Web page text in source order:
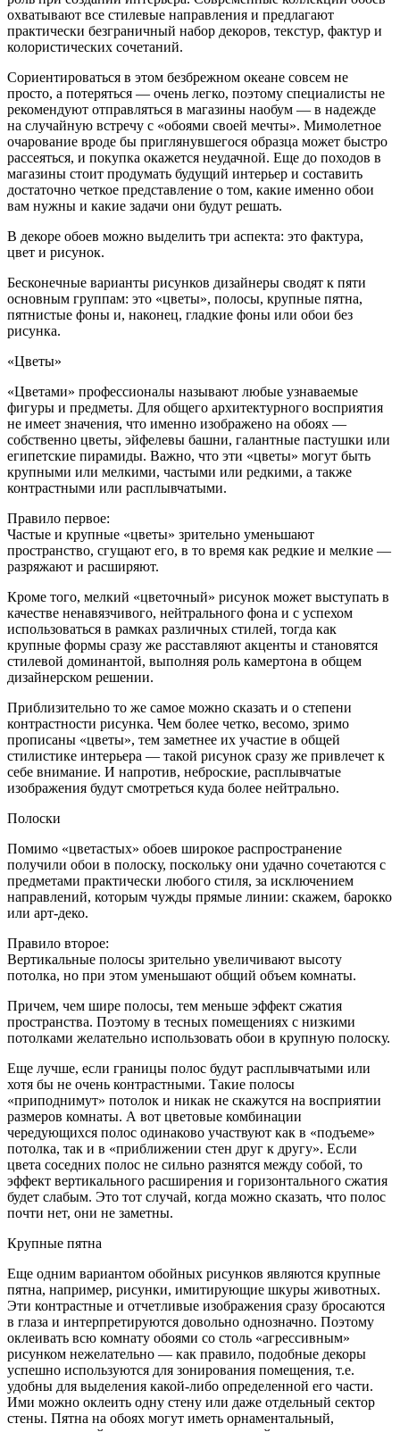
охватывают все стилевые направления и предлагают
практически безграничный набор декоров, текстур, фактур и
колористических сочетаний.
Сориентироваться в этом безбрежном океане совсем не
просто, а потеряться — очень легко, поэтому специалисты не
рекомендуют отправляться в магазины наобум — в надежде
на случайную встречу с «обоями своей мечты». Мимолетное
очарование вроде бы приглянувшегося образца может быстро
рассеяться, и покупка окажется неудачной. Еще до походов в
магазины стоит продумать будущий интерьер и составить
достаточно четкое представление о том, какие именно обои
вам нужны и какие задачи они будут решать.
В декоре обоев можно выделить три аспекта: это фактура,
цвет и рисунок.
Бесконечные варианты рисунков дизайнеры сводят к пяти
основным группам: это «цветы», полосы, крупные пятна,
пятнистые фоны и, наконец, гладкие фоны или обои без
рисунка.
«Цветы»
«Цветами» профессионалы называют любые узнаваемые
фигуры и предметы. Для общего архитектурного восприятия
не имеет значения, что именно изображено на обоях —
собственно цветы, эйфелевы башни, галантные пастушки или
египетские пирамиды. Важно, что эти «цветы» могут быть
крупными или мелкими, частыми или редкими, а также
контрастными или расплывчатыми.
Правило первое:
Частые и крупные «цветы» зрительно уменьшают
пространство, сгущают его, в то время как редкие и мелкие —
разряжают и расширяют.
Кроме того, мелкий «цветочный» рисунок может выступать в
качестве ненавязчивого, нейтрального фона и с успехом
использоваться в рамках различных стилей, тогда как
крупные формы сразу же расставляют акценты и становятся
стилевой доминантой, выполняя роль камертона в общем
дизайнерском решении.
Приблизительно то же самое можно сказать и о степени
контрастности рисунка. Чем более четко, весомо, зримо
прописаны «цветы», тем заметнее их участие в общей
стилистике интерьера — такой рисунок сразу же привлечет к
себе внимание. И напротив, неброские, расплывчатые
изображения будут смотреться куда более нейтрально.
Полоски
Помимо «цветастых» обоев широкое распространение
получили обои в полоску, поскольку они удачно сочетаются с
предметами практически любого стиля, за исключением
направлений, которым чужды прямые линии: скажем, барокко
или арт-деко.
Правило второе:
Вертикальные полосы зрительно увеличивают высоту
потолка, но при этом уменьшают общий объем комнаты.
Причем, чем шире полосы, тем меньше эффект сжатия
пространства. Поэтому в тесных помещениях с низкими
потолками желательно использовать обои в крупную полоску.
Еще лучше, если границы полос будут расплывчатыми или
хотя бы не очень контрастными. Такие полосы
«приподнимут» потолок и никак не скажутся на восприятии
размеров комнаты. А вот цветовые комбинации
чередующихся полос одинаково участвуют как в «подъеме»
потолка, так и в «приближении стен друг к другу». Если
цвета соседних полос не сильно разнятся между собой, то
эффект вертикального расширения и горизонтального сжатия
будет слабым. Это тот случай, когда можно сказать, что полос
почти нет, они не заметны.
Крупные пятна
Еще одним вариантом обойных рисунков являются крупные
пятна, например, рисунки, имитирующие шкуры животных.
Эти контрастные и отчетливые изображения сразу бросаются
в глаза и интерпретируются довольно однозначно. Поэтому
оклеивать всю комнату обоями со столь «агрессивным»
рисунком нежелательно — как правило, подобные декоры
успешно используются для зонирования помещения, т.е.
удобны для выделения какой-либо определенной его части.
Ими можно оклеить одну стену или даже отдельный сектор
стены. Пятна на обоях могут иметь орнаментальный,